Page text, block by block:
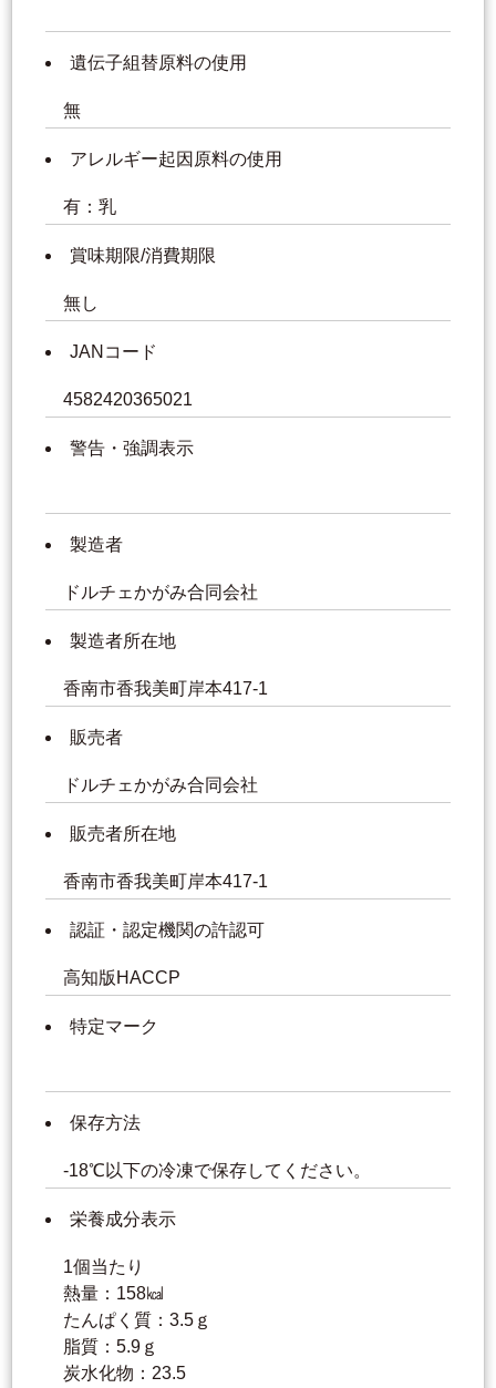
遺伝子組替原料の使用
無
アレルギー起因原料の使用
有：乳
賞味期限/消費期限
無し
JANコード
4582420365021
警告・強調表示
製造者
ドルチェかがみ合同会社
製造者所在地
香南市香我美町岸本417-1
販売者
ドルチェかがみ合同会社
販売者所在地
香南市香我美町岸本417-1
認証・認定機関の許認可
高知版HACCP
特定マーク
保存方法
-18℃以下の冷凍で保存してください。
栄養成分表示
1個当たり
熱量：158㎉
たんぱく質：3.5ｇ
脂質：5.9ｇ
炭水化物：23.5